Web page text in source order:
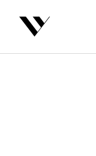
Autoren